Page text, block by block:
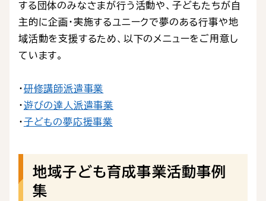
する団体のみなさまが行う活動や、子どもたちが自
主的に企画・実施するユニークで夢のある行事や地
域活動を支援するため、以下のメニューをご用意し
ています。
・研修講師派遣事業
・遊びの達人派遣事業
・子どもの夢応援事業
地域子ども育成事業活動事例
集